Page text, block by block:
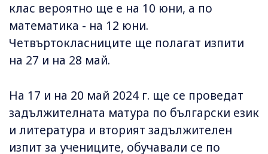
клас вероятно ще е на 10 юни, а по
математика - на 12 юни.
Четвъртокласниците ще полагат изпити
на 27 и на 28 май.
На 17 и на 20 май 2024 г. ще се проведат
задължителната матура по български език
и литература и вторият задължителен
изпит за учениците, обучавали се по